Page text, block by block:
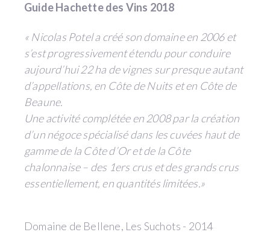
Guide Hachette des Vins 2018
« Nicolas Potel a créé son domaine en 2006 et
s’est progressivement étendu pour conduire
aujourd’hui 22 ha de vignes sur presque autant
d’appellations, en Côte de Nuits et en Côte de
Beaune.
Une activité complétée en 2008 par la création
d’un négoce spécialisé dans les cuvées haut de
gamme de la Côte d’Or et de la Côte
chalonnaise – des 1ers crus et des grands crus
essentiellement, en quantités limitées.»
Domaine de Bellene, Les Suchots - 2014